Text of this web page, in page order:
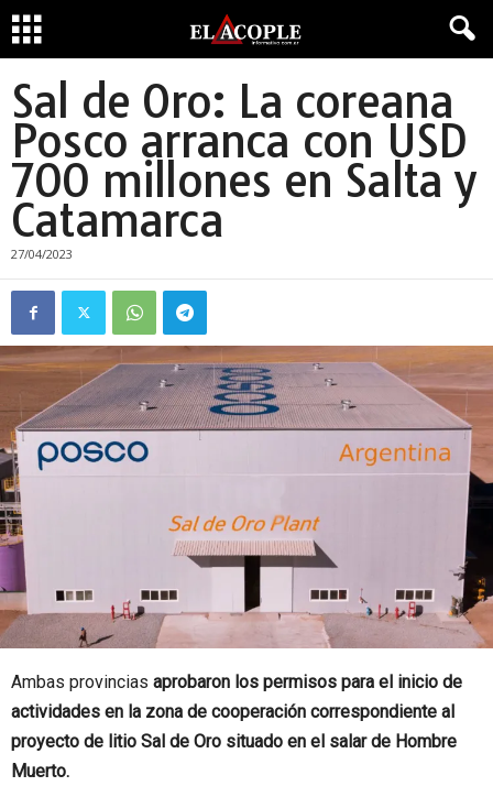
Sal de Oro: La coreana
Posco arranca con USD
700 millones en Salta y
Catamarca
27/04/2023
Ambas provincias aprobaron los permisos para el inicio de
actividades en la zona de cooperación correspondiente al
proyecto de litio Sal de Oro situado en el salar de Hombre
Muerto.